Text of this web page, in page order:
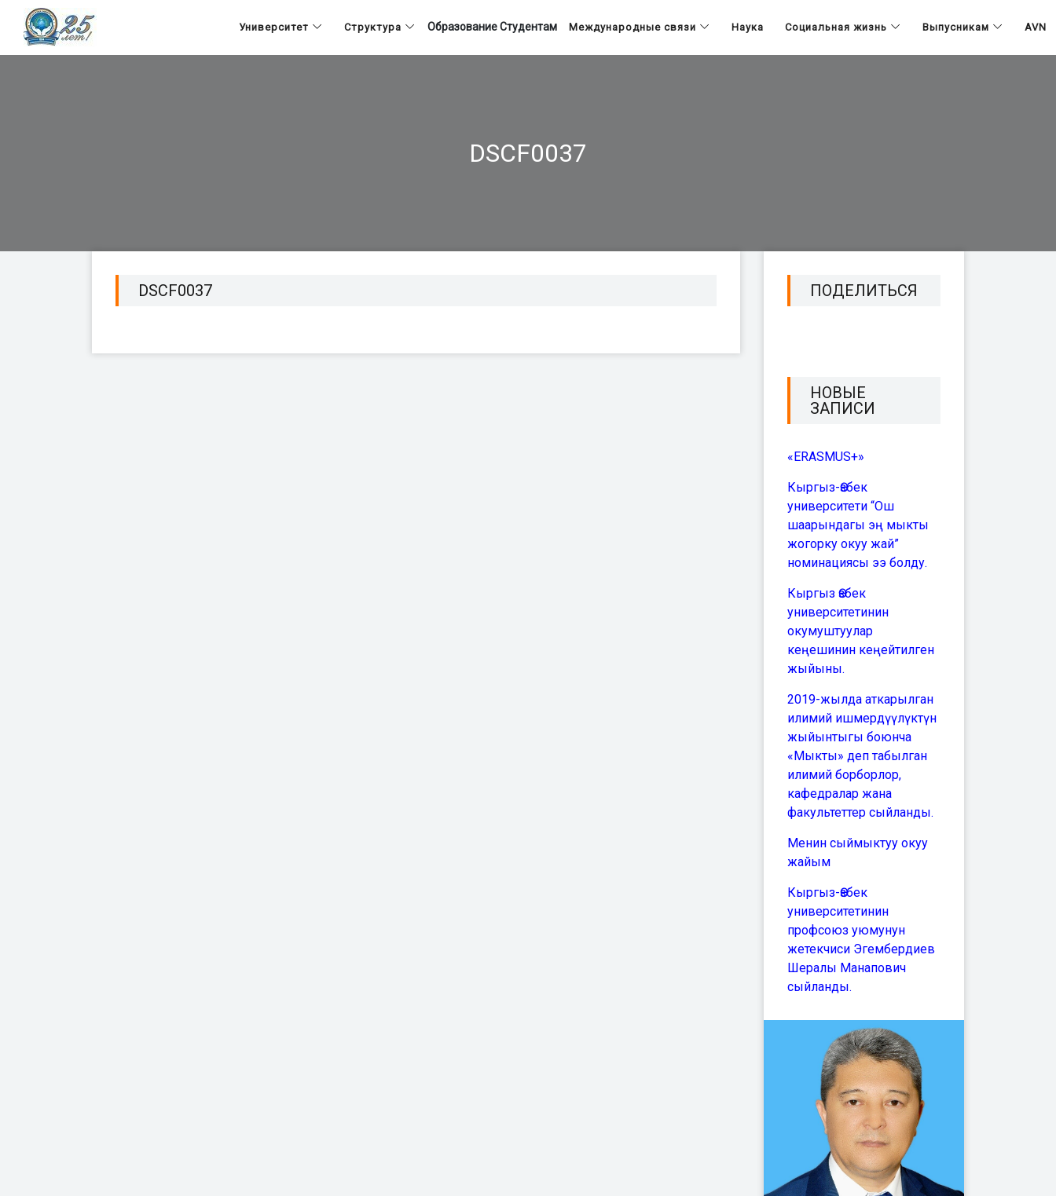
Университет Структура ОбразованиеСтудентам Международные связи Наука Социальная жизнь Выпусникам AVN
DSCF0037
DSCF0037 ПОДЕЛИТЬСЯ
НОВЫЕ
ЗАПИСИ
«ERASMUS+»
Кыргыз-Өзбек
университети “Ош
шаарындагы эң мыкты
жогорку окуу жай”
номинациясы ээ болду.
Кыргыз Өзбек
университетинин
окумуштуулар
кеңешинин кеңейтилген
жыйыны.
2019-жылда аткарылган
илимий ишмердүүлүктүн
жыйынтыгы боюнча
«Мыкты» деп табылган
илимий борборлор,
кафедралар жана
факультеттер сыйланды.
Менин сыймыктуу окуу
жайым
Кыргыз-Өзбек
университетинин
профсоюз уюмунун
жетекчиси Эгембердиев
Шералы Манапович
сыйланды.